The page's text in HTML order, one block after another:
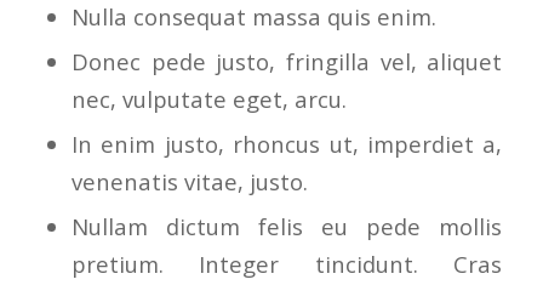
Nulla consequat massa quis enim.
Donec pede justo, fringilla vel, aliquet
nec, vulputate eget, arcu.
In enim justo, rhoncus ut, imperdiet a,
venenatis vitae, justo.
Nullam dictum felis eu pede mollis
pretium. Integer tincidunt. Cras